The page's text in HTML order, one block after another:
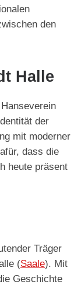
den
Halle
der
mit moderner
dass die
heute präsent
Träger
(Saale). Mit
Geschichte